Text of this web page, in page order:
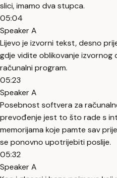
slici, imamo dva stupca.
05:04
Speaker A
Lijevo je izvorni tekst, desno
gdje vidite oblikovanje izvornog
računalni program.
05:23
Speaker A
Posebnost softvera za
prevođenje jest to što rade s
memorijama koje pamte sav
se ponovno upotrijebiti poslije.
05:32
Speaker A